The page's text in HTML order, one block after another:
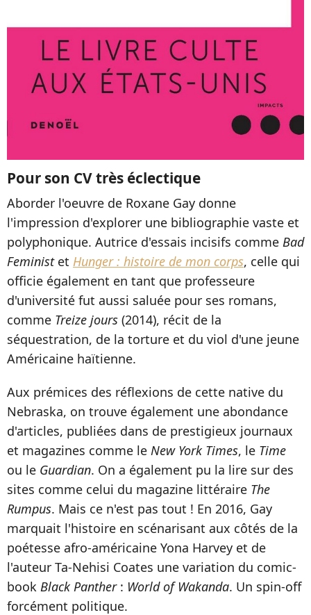
Pour son CV très éclectique
Aborder l'oeuvre de Roxane Gay donne
l'impression d'explorer une bibliographie vaste et
polyphonique. Autrice d'essais incisifs comme Bad
Feministet Hunger : histoire de mon corps, celle qui
officie également en tant que professeure
d'université fut aussi saluée pour ses romans,
comme Treize jours (2014), récit de la
séquestration, de la torture et du viol d'une jeune
Américaine haïtienne.
Aux prémices des réflexions de cette native du
Nebraska, on trouve également une abondance
d'articles, publiées dans de prestigieux journaux
et magazines comme le New York Times, le Time
ou le Guardian. On a également pu la lire sur des
sites comme celui du magazine littéraire The
Rumpus. Mais ce n'est pas tout ! En 2016, Gay
marquait l'histoire en scénarisant aux côtés de la
poétesse afro-américaine Yona Harvey et de
l'auteur Ta-Nehisi Coates une variation du comic-
book Black Panther: World of Wakanda. Un spin-off
forcément politique.